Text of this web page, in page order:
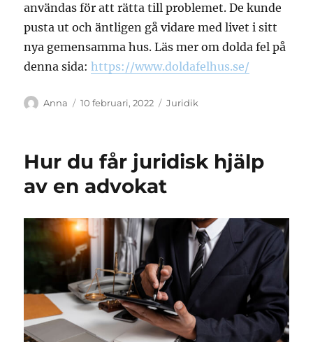
användas för att rätta till problemet. De kunde
pusta ut och äntligen gå vidare med livet i sitt
nya gemensamma hus. Läs mer om dolda fel på
denna sida:https://www.doldafelhus.se/
Författare
Anna
Publicerat
10 februari, 2022 Kategorier
Juridik
Hur du får juridisk hjälp
av en advokat